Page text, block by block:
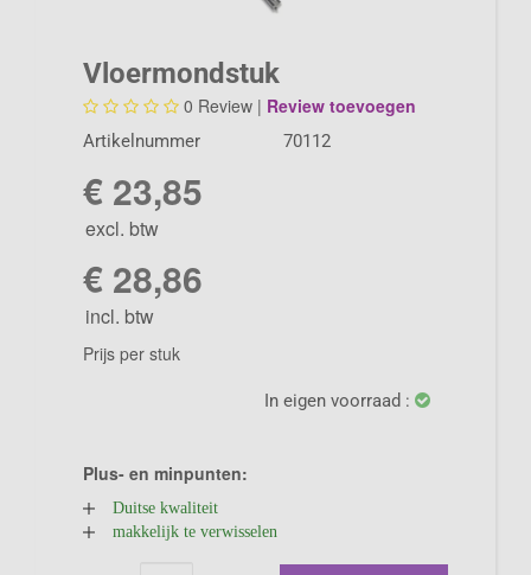
Vloermondstuk
0 Review | Review toevoegen
Artikelnummer 70112
€ 23,85
excl. btw
€ 28,86
incl. btw
Prijs per stuk
In eigen voorraad :
Plus- en minpunten:
Duitse kwaliteit
makkelijk te verwisselen